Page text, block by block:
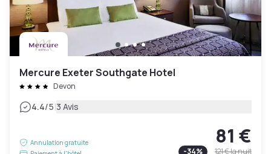
Mercure Exeter Southgate Hotel
Devon
4.4/5|3 Avis
Annulation gratuite
81 €
-34% 121 €la nuit